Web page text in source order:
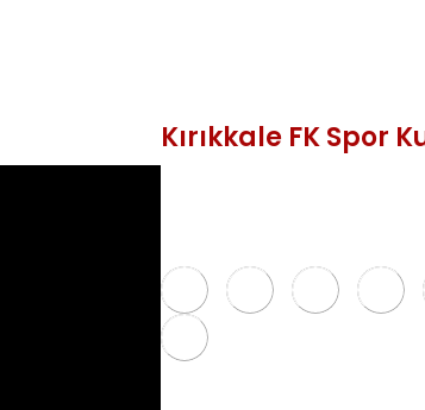
Kırıkkale FK Spor